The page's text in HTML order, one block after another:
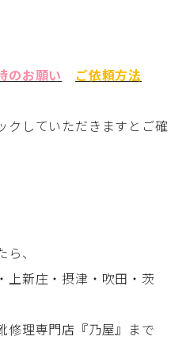
のお願い
ご依頼方法
していただきますとご確
、
上新庄・摂津・吹田・茨
理専門店『乃屋』まで